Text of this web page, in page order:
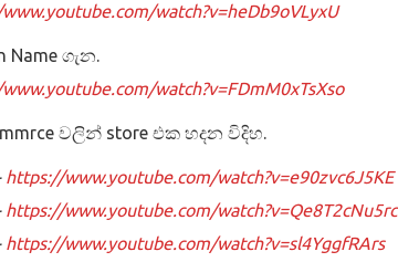
watch?v=heDb9oVLyxU
Name ගැන.
watch?v=FDmM0xTsXso
වලින් store එක හදන විදිහ.
https://www.youtube.com/watch?v=e90zvc6J5KE
https://www.youtube.com/watch?v=Qe8T2cNu5rc
https://www.youtube.com/watch?v=sl4YggfRArs